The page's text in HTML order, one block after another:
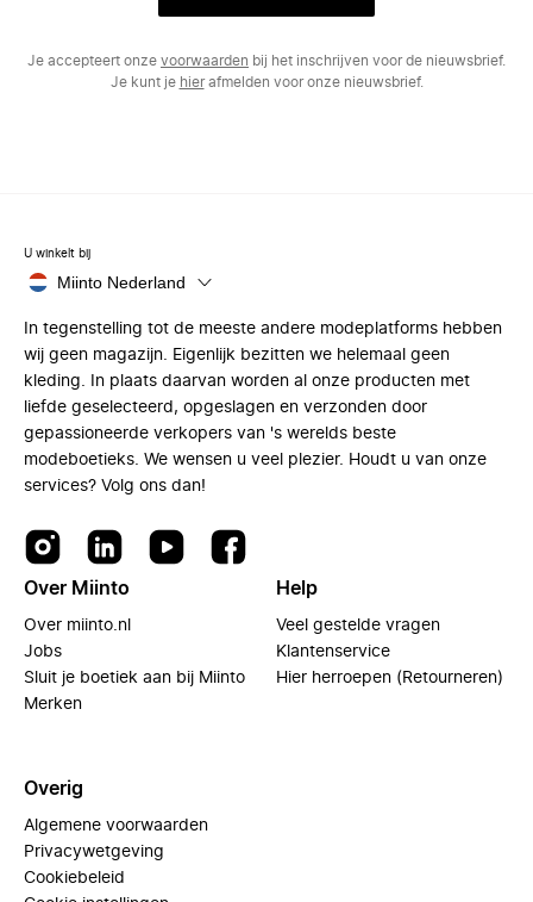
Je accepteert onze voorwaarden bij het inschrijven voor de nieuwsbrief.
Je kunt je hierafmelden voor onze nieuwsbrief.
U winkelt bij
Miinto Nederland
In tegenstelling tot de meeste andere modeplatforms hebben
wij geen magazijn. Eigenlijk bezitten we helemaal geen
kleding. In plaats daarvan worden al onze producten met
liefde geselecteerd, opgeslagen en verzonden door
gepassioneerde verkopers van 's werelds beste
modeboetieks. We wensen u veel plezier. Houdt u van onze
services? Volg ons dan!
Over Miinto
Over miinto.nl
Jobs
Sluit je boetiek aan bij Miinto
Merken
Help
Veel gestelde vragen
Klantenservice
Hier herroepen (Retourneren)
Overig
Algemene voorwaarden
Privacywetgeving
Cookiebeleid